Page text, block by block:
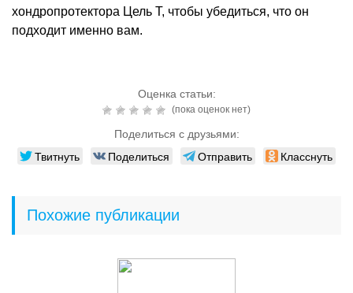
хондропротектора Цель Т, чтобы убедиться, что он
подходит именно вам.
Оценка статьи:
(пока оценок нет)
Поделиться с друзьями:
Твитнуть Поделиться Отправить Класснуть
Похожие публикации